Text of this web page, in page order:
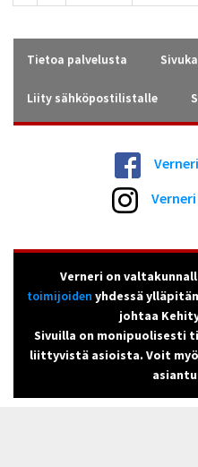
Tietoa palvelusta
Liity sähköpostilistalle
Verneri on
toimijoiden yhdessä
johtaa
Sivuilla on monipuolisesti
liittyvistä asioista. Voit